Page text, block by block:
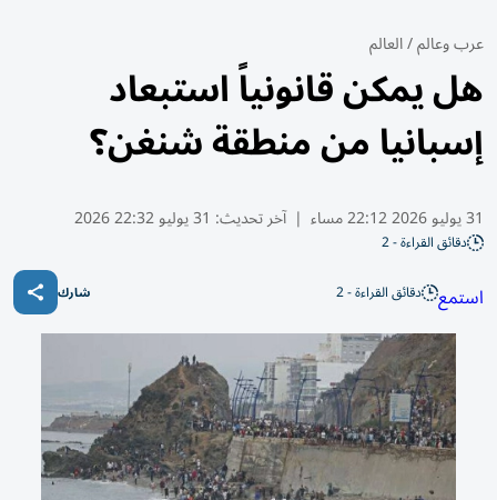
عرب وعالم/العالم
هل يمكن قانونياً استبعاد
إسبانيا من منطقة شنغن؟
31 يوليو 2026 22:12 مساء | آخر تحديث: 31 يوليو 22:32 2026
دقائق القراءة - 2
استمع دقائق القراءة - 2 شارك